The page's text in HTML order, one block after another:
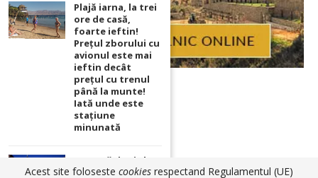
Plajă iarna, la trei
ore de casă,
foarte ieftin!
Prețul zborului cu
avionul este mai
ieftin decât
prețul cu trenul
până la munte!
Iată unde este
stațiune
minunată
Vacanță de vis la
Sighișoara. Ce
Acest site foloseste cookies respectand Regulamentul (UE)